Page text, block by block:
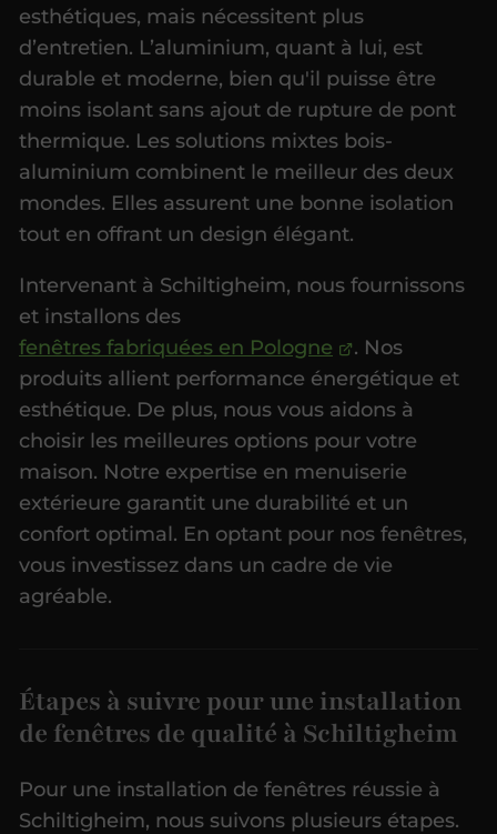
esthétiques, mais nécessitent plus
d’entretien. L’aluminium, quant à lui, est
durable et moderne, bien qu'il puisse être
moins isolant sans ajout de rupture de pont
thermique. Les solutions mixtes bois-
aluminium combinent le meilleur des deux
mondes. Elles assurent une bonne isolation
tout en offrant un design élégant.
Intervenant à Schiltigheim, nous fournissons
et installons des
fenêtres fabriquées en Pologne
. Nos
produits allient performance énergétique et
esthétique. De plus, nous vous aidons à
choisir les meilleures options pour votre
maison. Notre expertise en menuiserie
extérieure garantit une durabilité et un
confort optimal. En optant pour nos fenêtres,
vous investissez dans un cadre de vie
agréable.
Étapes à suivre pour une installation
de fenêtres de qualité à Schiltigheim
Pour une installation de fenêtres réussie à
Schiltigheim, nous suivons plusieurs étapes.